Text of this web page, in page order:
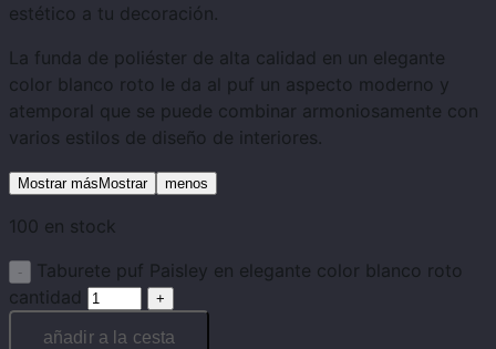
estético a tu decoración.
La funda de poliéster de alta calidad en un elegante
color blanco roto le da al puf un aspecto moderno y
atemporal que se puede combinar armoniosamente con
varios estilos de diseño de interiores.
Mostrar másMostrar menos
100 en stock
Taburete puf Paisley en elegante color blanco roto
cantidad
añadir a la cesta